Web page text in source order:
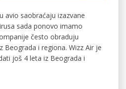
avio saobraćaju izazvane
sada ponovo imamo
često obraduju
Beograda i regiona. Wizz Air je
još 4 leta iz Beograda i